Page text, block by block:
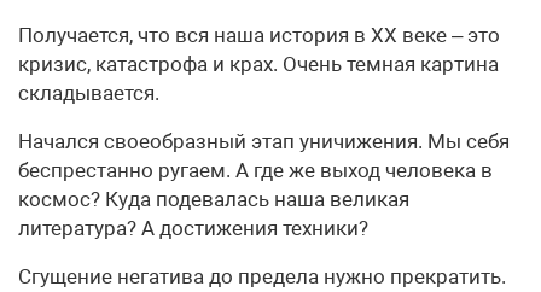
Получается, что вся наша история в XX веке – это
кризис, катастрофа и крах. Очень темная картина
складывается.
Начался своеобразный этап уничижения. Мы себя
беспрестанно ругаем. А где же выход человека в
космос? Куда подевалась наша великая
литература? А достижения техники?
Сгущение негатива до предела нужно прекратить.